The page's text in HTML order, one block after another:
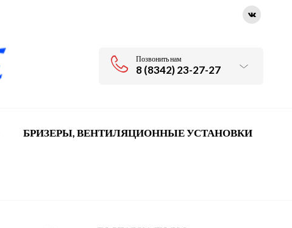
Позвонить нам
8 (8342) 23-27-27
БРИЗЕРЫ, ВЕНТИЛЯЦИОННЫЕ УСТАНОВКИ